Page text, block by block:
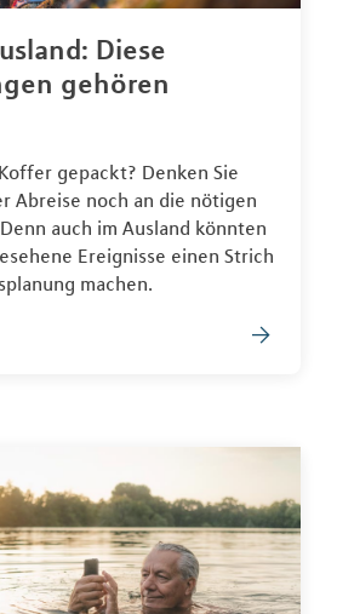
Diese
gehören
gepackt? Denken Sie
Abreise noch an die nötigen
auch im Ausland könnten
Ereignisse einen Strich
machen.